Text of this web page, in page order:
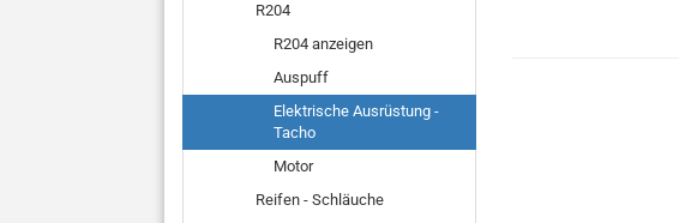
R204
R204 anzeigen
Auspuff
Elektrische Ausrüstung -
Tacho
Motor
Reifen - Schläuche